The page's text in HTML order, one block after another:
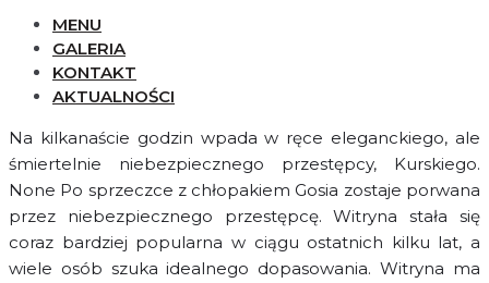
MENU
GALERIA
KONTAKT
AKTUALNOŚCI
Na kilkanaście godzin wpada w ręce eleganckiego, ale
śmiertelnie niebezpiecznego przestępcy, Kurskiego.
None Po sprzeczce z chłopakiem Gosia zostaje porwana
przez niebezpiecznego przestępcę. Witryna stała się
coraz bardziej popularna w ciągu ostatnich kilku lat, a
wiele osób szuka idealnego dopasowania. Witryna ma